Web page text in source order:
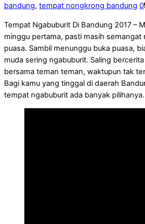
bandung, tempat nongkrong bandung 0
Tempat Ngabuburit Di Bandung 2017 –
minggu pertama, pasti masih semangat
puasa. Sambil menunggu buka puasa,
muda sering ngabuburit. Saling
bersama teman teman, waktupun tak
Bagi kamu yang tinggal di daerah
tempat ngabuburit ada banyak